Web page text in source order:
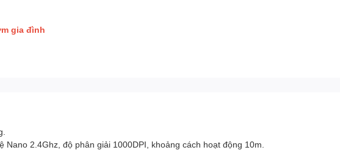
gia đình
2.4Ghz, độ phân giải 1000DPI, khoảng cách hoạt động 10m.